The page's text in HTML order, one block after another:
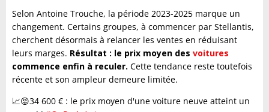
Selon Antoine Trouche, la période 2023-2025 marque un
changement. Certains groupes, à commencer par Stellantis,
cherchent désormais à relancer les ventes en réduisant
leurs marges. Résultat : le prix moyen des voitures
commence enfin à reculer. Cette tendance reste toutefois
récente et son ampleur demeure limitée.
📈😡34 600 € : le prix moyen d'une voiture neuve atteint un